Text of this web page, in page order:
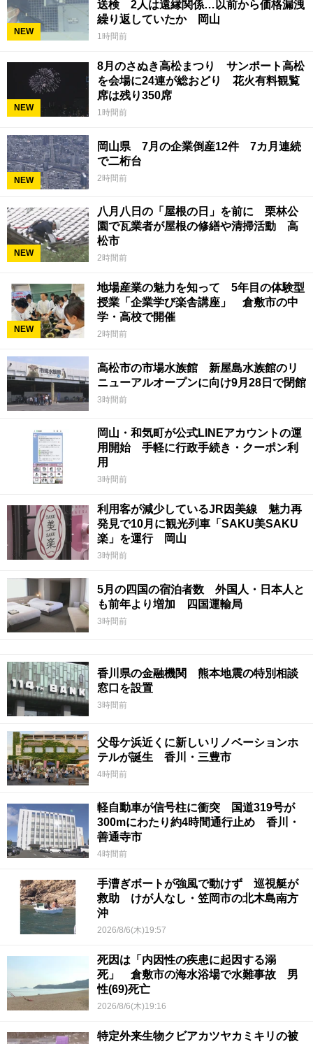
NEW
送検 2人は遠縁関係…以前から価格漏洩
繰り返していたか 岡山
1時間前
NEW
8月のさぬき高松まつり サンポート高松
を会場に24連が総おどり 花火有料観覧
席は残り350席
1時間前
NEW
岡山県 7月の企業倒産12件 7カ月連続
で二桁台
2時間前
NEW
八月八日の「屋根の日」を前に 栗林公
園で瓦業者が屋根の修繕や清掃活動 高
松市
2時間前
NEW
地場産業の魅力を知って 5年目の体験型
授業「企業学び楽舎講座」 倉敷市の中
学・高校で開催
2時間前
高松市の市場水族館 新屋島水族館のリ
ニューアルオープンに向け9月28日で閉館
3時間前
岡山・和気町が公式LINEアカウントの運
用開始 手軽に行政手続き・クーポン利
用
3時間前
利用客が減少しているJR因美線 魅力再
発見で10月に観光列車「SAKU美SAKU
楽」を運行 岡山
3時間前
5月の四国の宿泊者数 外国人・日本人と
も前年より増加 四国運輸局
3時間前
香川県の金融機関 熊本地震の特別相談
窓口を設置
3時間前
父母ケ浜近くに新しいリノベーションホ
テルが誕生 香川・三豊市
4時間前
軽自動車が信号柱に衝突 国道319号が
300mにわたり約4時間通行止め 香川・
善通寺市
4時間前
手漕ぎボートが強風で動けず 巡視艇が
救助 けが人なし・笠岡市の北木島南方
沖
2026/8/6(木)19:57
死因は「内因性の疾患に起因する溺
死」 倉敷市の海水浴場で水難事故 男
性(69)死亡
2026/8/6(木)19:16
特定外来生物クビアカツヤカミキリの被